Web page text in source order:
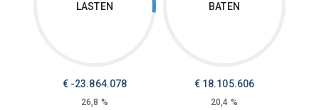
LASTEN
€ -23.864.078
26,8 %
BATEN
€ 18.105.606
20,4 %